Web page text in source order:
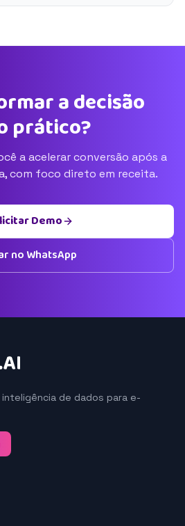
a decisão
prático?
a acelerar conversão após a
com foco direto em receita.
Demo
no WhatsApp
de dados para e-